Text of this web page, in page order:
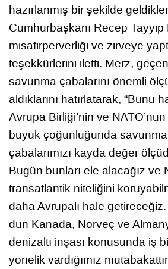
hazırlanmış bir şekilde
Cumhurbaşkanı Recep Tayyip
misafirperverliği ve zirveye
teşekkürlerini iletti. Merz, geçen
savunma çabalarını önemli
aldıklarını hatırlatarak, “Bunu
Avrupa Birliği’nin ve
büyük çoğunluğunda
çabalarımızı kayda değer
Bugün bunları ele alacağız ve
transatlantik niteliğini
daha Avrupalı hale
dün Kanada, Norveç ve
denizaltı inşası konusunda iş
yönelik vardığımız